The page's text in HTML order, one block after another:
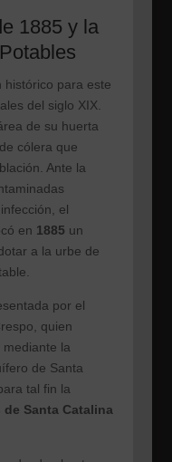
1885 y la
histórico para este
del siglo XIX.
de su huerta
cólera que
Ante la
el
en 1885 un
a la urbe de
por el
quien
la
de Santa
tal fin la
Santa Catalina